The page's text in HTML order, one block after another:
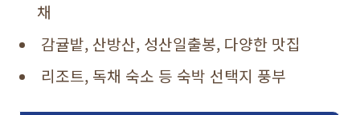
채
감귤밭, 산방산, 성산일출봉, 다양한 맛집
리조트, 독채 숙소 등 숙박 선택지 풍부